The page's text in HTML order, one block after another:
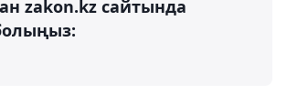
zakon.kz сайтында